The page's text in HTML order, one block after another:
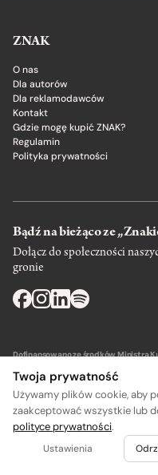
ZNAK
O nas
Dla autorów
Dla reklamodawców
Kontakt
Gdzie mogę kupić ZNAK?
Regulamin
Polityka prywatności
Bądź na bieżąco ze
Dołącz do społeczności
gronie
Dofinansowano ze środków Ministra
Wydawca: SIW Znak w Krakowie
Twoja prywatność
Używamy plików cookie, aby
zaakceptować wszystkie lub
polityce prywatności.
Ustawienia